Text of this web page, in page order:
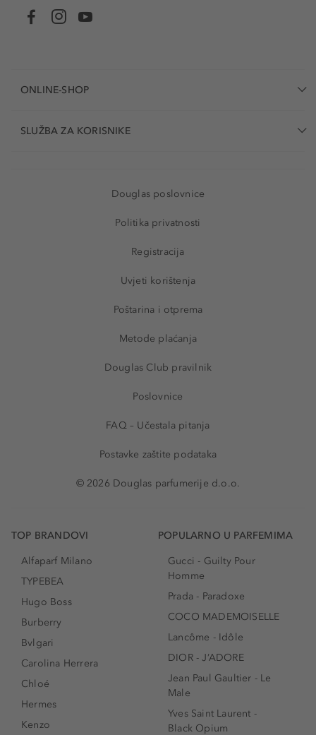
ONLINE-SHOP
SLUŽBA ZA KORISNIKE
Douglas poslovnice
Politika privatnosti
Registracija
Uvjeti korištenja
Poštarina i otprema
Metode plaćanja
Douglas Club pravilnik
Poslovnice
FAQ – Učestala pitanja
Postavke zaštite podataka
© 2026 Douglas parfumerije d.o.o.
TOP BRANDOVI
Alfaparf Milano
TYPEBEA
Hugo Boss
Burberry
Bvlgari
Carolina Herrera
Chloé
Hermes
Kenzo
POPULARNO U PARFEMIMA
Gucci - Guilty Pour
Homme
Prada - Paradoxe
COCO MADEMOISELLE
Lancôme - Idôle
DIOR - J’ADORE
Jean Paul Gaultier - Le
Male
Yves Saint Laurent -
Black Opium